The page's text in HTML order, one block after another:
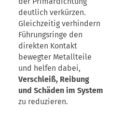
deutlich verkürzen.
Gleichzeitig verhindern
Führungsringe den
direkten Kontakt
bewegter Metallteile
und helfen dabei,
Verschleiß, Reibung
und Schäden im System
zu reduzieren.